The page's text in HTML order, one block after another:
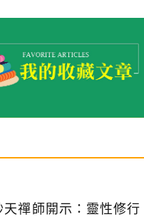
天禪師開示：靈性修